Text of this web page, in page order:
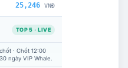
25,246 VNĐ
TOP 5 · LIVE
· Chốt 12:00
ngày VIP Whale.